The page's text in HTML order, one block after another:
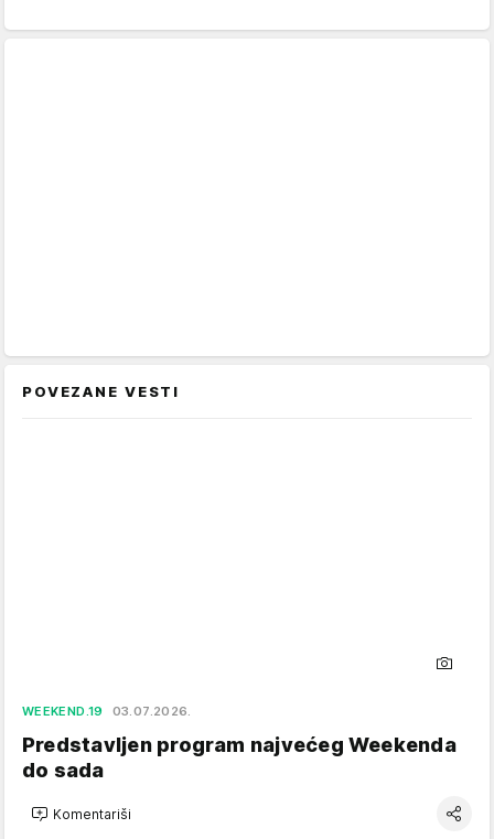
POVEZANE VESTI
WEEKEND.19 03.07.2026.
Predstavljen program najvećeg Weekenda
do sada
Komentariši